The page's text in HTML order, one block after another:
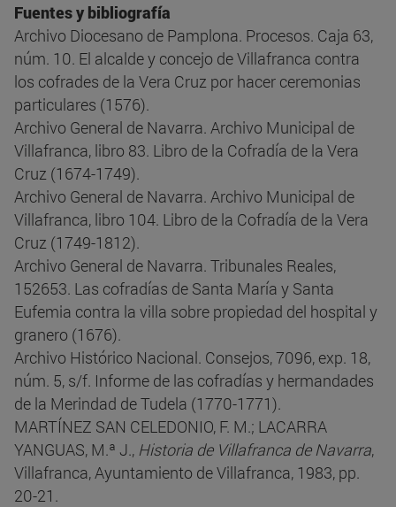
Fuentes y bibliografía
Archivo Diocesano de Pamplona. Procesos. Caja 63,
núm. 10. El alcalde y concejo de Villafranca contra
los cofrades de la Vera Cruz por hacer ceremonias
particulares (1576).
Archivo General de Navarra. Archivo Municipal de
Villafranca, libro 83. Libro de la Cofradía de la Vera
Cruz (1674-1749).
Archivo General de Navarra. Archivo Municipal de
Villafranca, libro 104. Libro de la Cofradía de la Vera
Cruz (1749-1812).
Archivo General de Navarra. Tribunales Reales,
152653. Las cofradías de Santa María y Santa
Eufemia contra la villa sobre propiedad del hospital y
granero (1676).
Archivo Histórico Nacional. Consejos, 7096, exp. 18,
núm. 5, s/f. Informe de las cofradías y hermandades
de la Merindad de Tudela (1770-1771).
MARTÍNEZ SAN CELEDONIO, F. M.; LACARRA
YANGUAS, M.ª J., Historia de Villafranca de Navarra,
Villafranca, Ayuntamiento de Villafranca, 1983, pp.
20-21.